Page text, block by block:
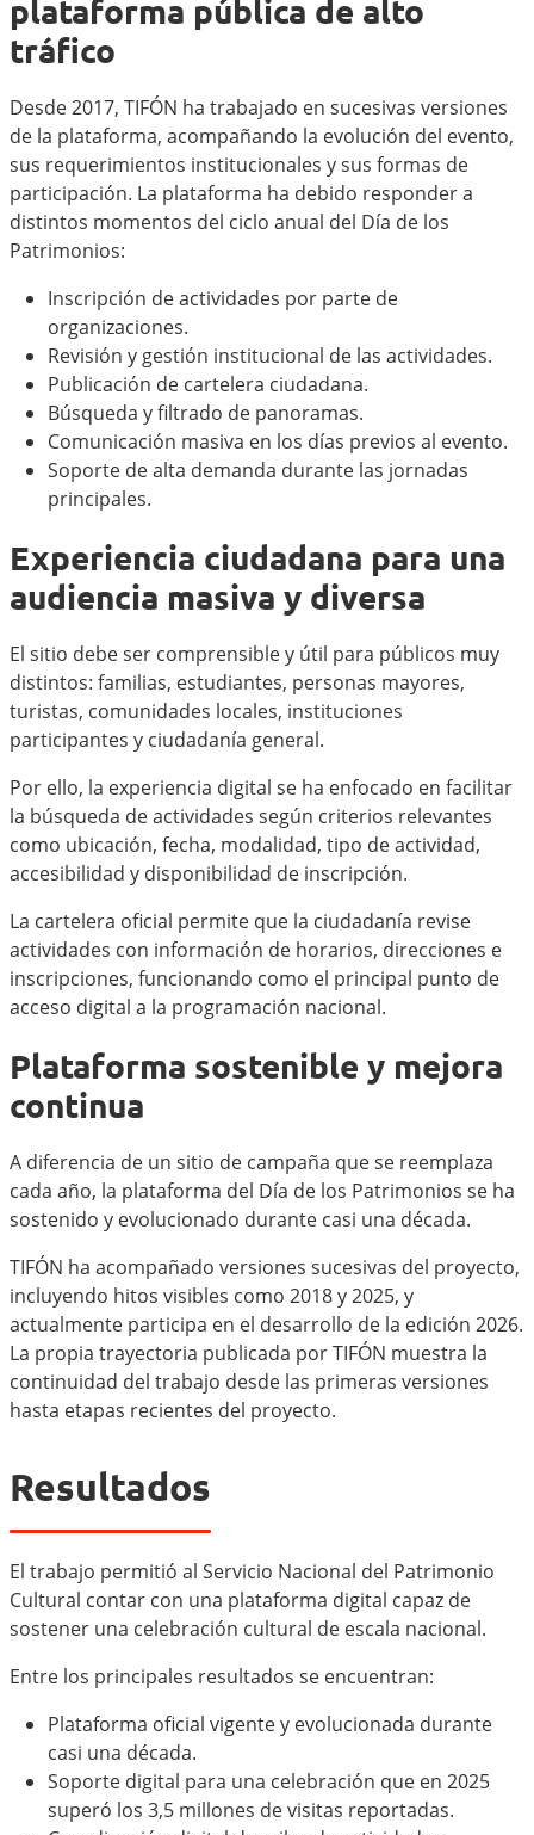
plataforma pública de alto
tráfico
Desde 2017, TIFÓN ha trabajado en sucesivas versiones
de la plataforma, acompañando la evolución del evento,
sus requerimientos institucionales y sus formas de
participación. La plataforma ha debido responder a
distintos momentos del ciclo anual del Día de los
Patrimonios:
Inscripción de actividades por parte de
organizaciones.
Revisión y gestión institucional de las actividades.
Publicación de cartelera ciudadana.
Búsqueda y filtrado de panoramas.
Comunicación masiva en los días previos al evento.
Soporte de alta demanda durante las jornadas
principales.
Experiencia ciudadana para una
audiencia masiva y diversa
El sitio debe ser comprensible y útil para públicos muy
distintos: familias, estudiantes, personas mayores,
turistas, comunidades locales, instituciones
participantes y ciudadanía general.
Por ello, la experiencia digital se ha enfocado en facilitar
la búsqueda de actividades según criterios relevantes
como ubicación, fecha, modalidad, tipo de actividad,
accesibilidad y disponibilidad de inscripción.
La cartelera oficial permite que la ciudadanía revise
actividades con información de horarios, direcciones e
inscripciones, funcionando como el principal punto de
acceso digital a la programación nacional.
Plataforma sostenible y mejora
continua
A diferencia de un sitio de campaña que se reemplaza
cada año, la plataforma del Día de los Patrimonios se ha
sostenido y evolucionado durante casi una década.
TIFÓN ha acompañado versiones sucesivas del proyecto,
incluyendo hitos visibles como 2018 y 2025, y
actualmente participa en el desarrollo de la edición 2026.
La propia trayectoria publicada por TIFÓN muestra la
continuidad del trabajo desde las primeras versiones
hasta etapas recientes del proyecto.
Resultados
El trabajo permitió al Servicio Nacional del Patrimonio
Cultural contar con una plataforma digital capaz de
sostener una celebración cultural de escala nacional.
Entre los principales resultados se encuentran:
Plataforma oficial vigente y evolucionada durante
casi una década.
Soporte digital para una celebración que en 2025
superó los 3,5 millones de visitas reportadas.